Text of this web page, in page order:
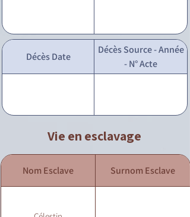
Décès Date
Décès Source - Année
- N° Acte
Vie en esclavage
Nom Esclave Surnom Esclave